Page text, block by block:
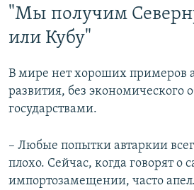
"Мы получим
или Кубу"
В мире нет хороших примеров
развития, без экономического
государствами.
– Любые попытки автаркии
плохо. Сейчас, когда говорят о
импортозамещении, часто